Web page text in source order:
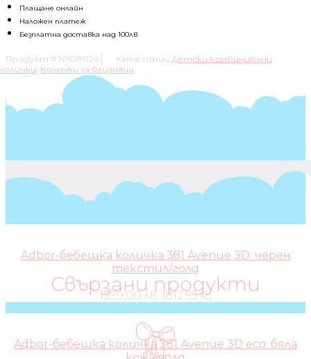
за
количка
Anex
Greeny
Плащане онлайн
Наложен платеж
Безплатна доставка над 100лв
Продукт # 10638024 Категории Детски комбинирани
, Колички за близнаци
Свързани продукти
Adbor-бебешка количка 3в1 Avenue 3D: черен
текстил/голд
1590,00 лв. (812.95 €)
Adbor-бебешка количка 3в1 Avenue 3D eco: бяла